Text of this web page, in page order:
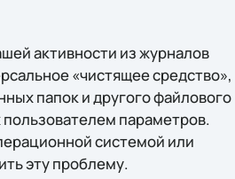
активности из журналов
«чистящее средство»,
папок и другого файлового
параметров.
системой или
эту проблему.